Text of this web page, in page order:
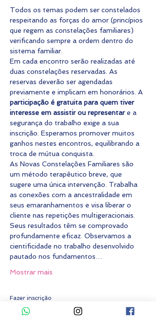
Todos os temas podem ser constelados
respeitando as forças do amor (princípios
que regem as constelações familiares)
verificando sempre a ordem dentro do
sistema familiar.
Em cada encontro serão realizadas até
duas constelações reservadas. As
reservas deverão ser agendadas
previamente e implicam em honorários. A
participação é gratuita para quem tiver
interesse em assistir ou representar e a
segurança do trabalho exige a sua
inscrição. Esperamos promover muitos
ganhos nestes encontros, equilibrando a
troca de mútua conquista.
As Novas Constelações Familiares são
um método terapêutico breve, que
sugere uma única intervenção. Trabalha
as conexões com a ancestralidade em
seus emaranhamentos e visa liberar o
cliente nas repetições multigeracionais.
Seus resultados têm se comprovado
profundamente eficaz. Observamos a
cientificidade no trabalho desenvolvido
pautado nos fundamentos…
Mostrar mais
Fazer inscrição